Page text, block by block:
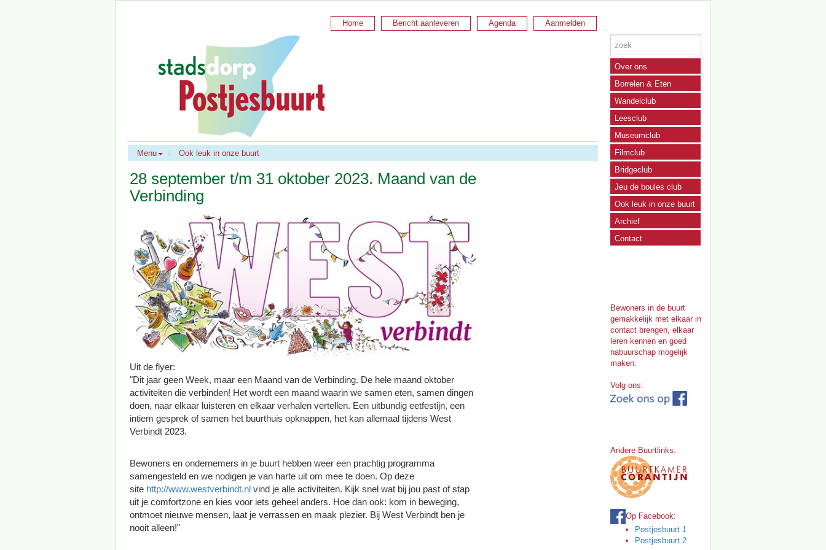
Home Bericht aanleveren Agenda Aanmelden
Menu Ook leuk in onze buurt
28 september t/m 31 oktober 2023. Maand van de
Verbinding
Uit de flyer:
"Dit jaar geen Week, maar een Maand van de Verbinding. De hele maand oktober
activiteiten die verbinden! Het wordt een maand waarin we samen eten, samen dingen
doen, naar elkaar luisteren en elkaar verhalen vertellen. Een uitbundig eetfestijn, een
intiem gesprek of samen het buurthuis opknappen, het kan allemaal tijdens West
Verbindt 2023.
Bewoners en ondernemers in je buurt hebben weer een prachtig programma
samengesteld en we nodigen je van harte uit om mee te doen. Op deze
site http://www.westverbindt.nl vind je alle activiteiten. Kijk snel wat bij jou past of stap
uit je comfortzone en kies voor iets geheel anders. Hoe dan ook: kom in beweging,
ontmoet nieuwe mensen, laat je verrassen en maak plezier. Bij West Verbindt ben je
nooit alleen!"
Over ons
Borrelen & Eten
Wandelclub
Leesclub
Museumclub
Filmclub
Bridgeclub
Jeu de boules club
Ook leuk in onze buurt
Archief
Contact
Bewoners in de buurt
gemakkelijk met elkaar in
contact brengen, elkaar
leren kennen en goed
nabuurschap mogelijk
maken.
Volg ons:
Andere Buurtlinks:
Op Facebook:
Postjesbuurt 1
Postjesbuurt 2